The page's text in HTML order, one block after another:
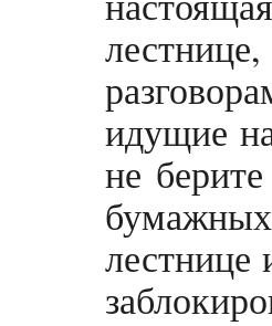
идущие
не
лестнице